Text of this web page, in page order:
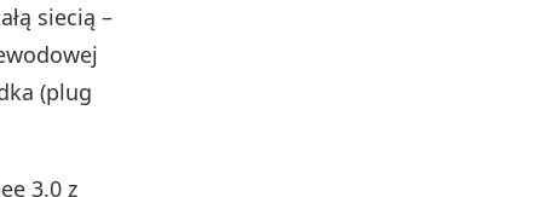
siecią –
(plug
3.0 z